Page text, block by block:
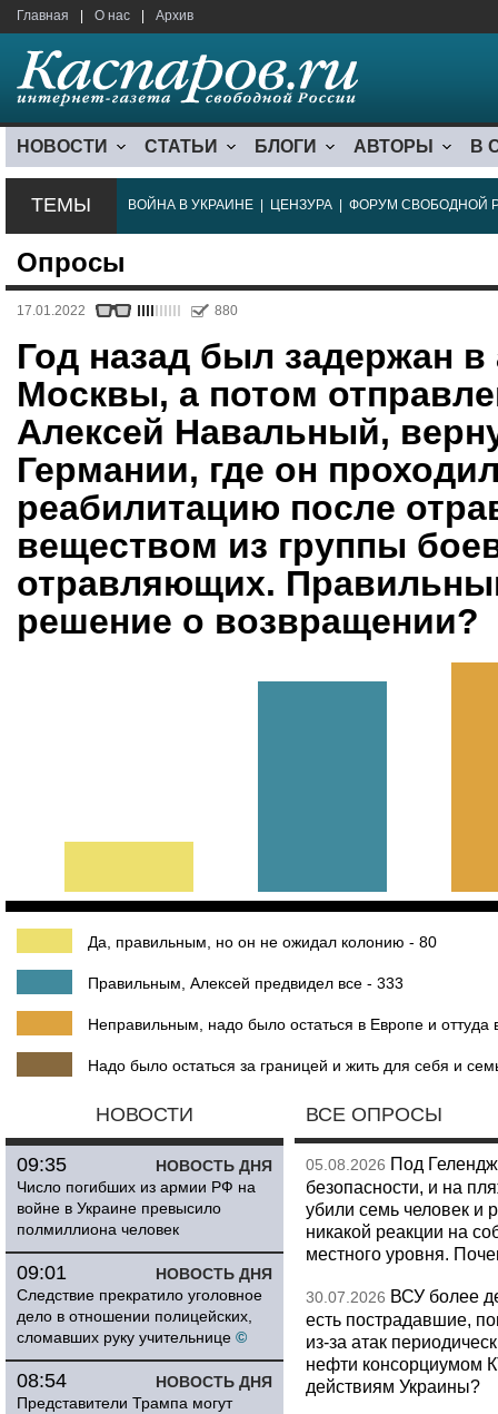
Главная О нас Архив
НОВОСТИ СТАТЬИ БЛОГИ АВТОРЫ В
ТЕМЫ ВОЙНА В УКРАИНЕ ЦЕНЗУРА ФОРУМ СВОБОДНОЙ
Опросы
17.01.2022 880
Год назад был задержан в
Москвы, а потом
Алексей Навальный,
Германии, где он
реабилитацию после
веществом из группы
отравляющих.
решение о возвращении?
Да, правильным, но он не ожидал колонию - 80
Правильным, Алексей предвидел все - 333
Неправильным, надо было остаться в Европе и оттуда
Надо было остаться за границей и жить для себя и
НОВОСТИ
НОВОСТЬ ДНЯ
09:35
Число погибших из армии РФ на
войне в Украине превысило
полмиллиона человек
НОВОСТЬ ДНЯ
09:01
Следствие прекратило уголовное
дело в отношении полицейских,
сломавших руку учительнице ©
НОВОСТЬ ДНЯ
08:54
Представители Трампа могут
ВСЕ ОПРОСЫ
05.08.2026 Под
безопасности, и на
убили семь человек и
никакой реакции на
местного уровня.
30.07.2026 ВСУ более
есть пострадавшие,
из-за атак
нефти консорциумом
действиям Украины?